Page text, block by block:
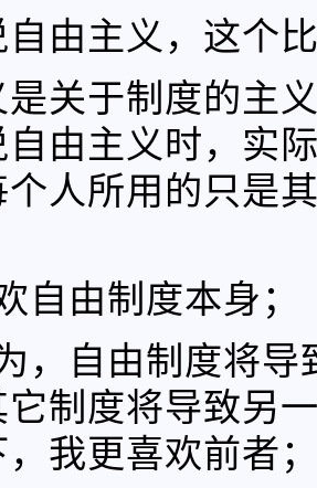
由主义，这个
是关于制度的主
由主义时，实
人所用的只是
自由制度本身；
，自由制度将导
制度将导致另
我更喜欢前者